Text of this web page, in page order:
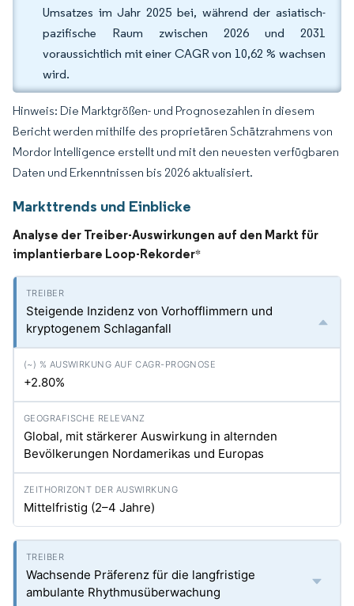
Umsatzes im Jahr 2025 bei, während der asiatisch-
pazifische Raum zwischen 2026 und 2031
voraussichtlich mit einer CAGR von 10,62 % wachsen
wird.
Hinweis: Die Marktgrößen- und Prognosezahlen in diesem
Bericht werden mithilfe des proprietären Schätzrahmens von
Mordor Intelligence erstellt und mit den neuesten verfügbaren
Daten und Erkenntnissen bis 2026 aktualisiert.
Markttrends und Einblicke
Analyse der Treiber-Auswirkungen auf den Markt für
implantierbare Loop-Rekorder*
Steigende Inzidenz von Vorhofflimmern und
kryptogenem Schlaganfall
+2.80%
Global, mit stärkerer Auswirkung in alternden
Bevölkerungen Nordamerikas und Europas
Mittelfristig (2–4 Jahre)
Wachsende Präferenz für die langfristige
ambulante Rhythmusüberwachung